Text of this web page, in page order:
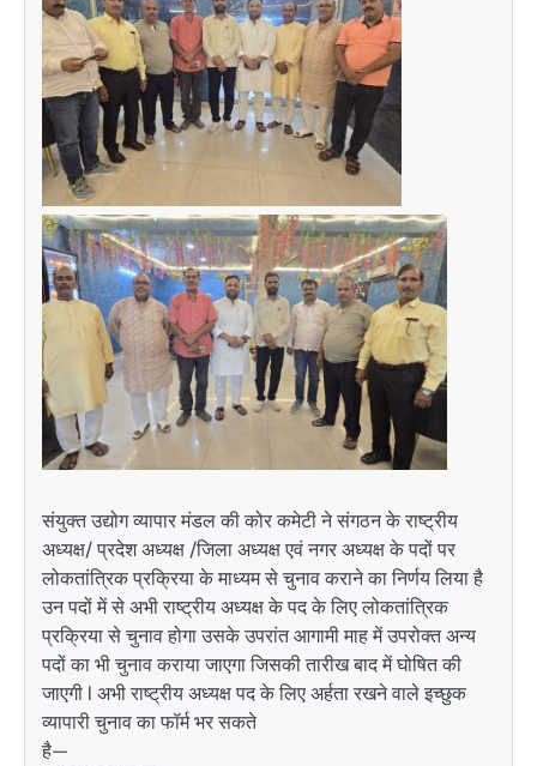
संयुक्त उद्योग व्यापार मंडल की कोर कमेटी ने संगठन के राष्ट्रीय
अध्यक्ष/ प्रदेश अध्यक्ष /जिला अध्यक्ष एवं नगर अध्यक्ष के पदों पर
लोकतांत्रिक प्रक्रिया के माध्यम से चुनाव कराने का निर्णय लिया है
उन पदों में से अभी राष्ट्रीय अध्यक्ष के पद के लिए लोकतांत्रिक
प्रक्रिया से चुनाव होगा उसके उपरांत आगामी माह में उपरोक्त अन्य
पदों का भी चुनाव कराया जाएगा जिसकी तारीख बाद में घोषित की
जाएगी l अभी राष्ट्रीय अध्यक्ष पद के लिए अर्हता रखने वाले इच्छुक
व्यापारी चुनाव का फॉर्म भर सकते
है—